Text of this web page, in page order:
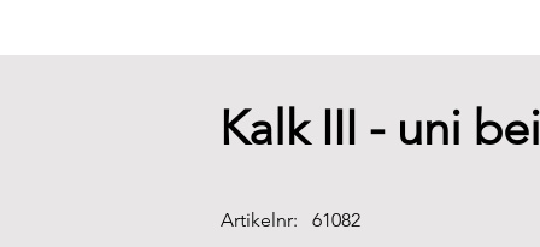
Kalk III - uni
Artikelnr: 61082